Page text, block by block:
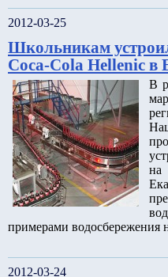
2012-03-25
Школьникам
Coca-Cola Hellenic в
В
на
примерами водосбережения
2012-03-24